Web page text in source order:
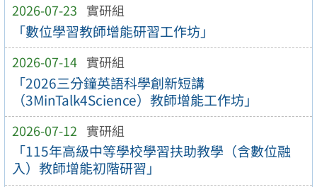
2026-07-23 實研組
「數位學習教師增能研習工作坊」
2026-07-14 實研組
「2026三分鐘英語科學創新短講
（3MinTalk4Science）教師增能工作坊」
2026-07-12 實研組
「115年高級中等學校學習扶助教學（含數位融
入）教師增能初階研習」